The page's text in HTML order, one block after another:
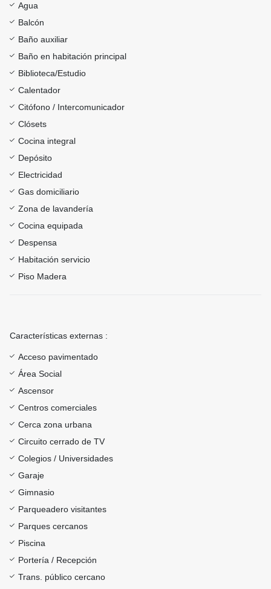
Agua
Balcón
Baño auxiliar
Baño en habitación principal
Biblioteca/Estudio
Calentador
Citófono / Intercomunicador
Clósets
Cocina integral
Depósito
Electricidad
Gas domiciliario
Zona de lavandería
Cocina equipada
Despensa
Habitación servicio
Piso Madera
Características externas :
Acceso pavimentado
Área Social
Ascensor
Centros comerciales
Cerca zona urbana
Circuito cerrado de TV
Colegios / Universidades
Garaje
Gimnasio
Parqueadero visitantes
Parques cercanos
Piscina
Portería / Recepción
Trans. público cercano